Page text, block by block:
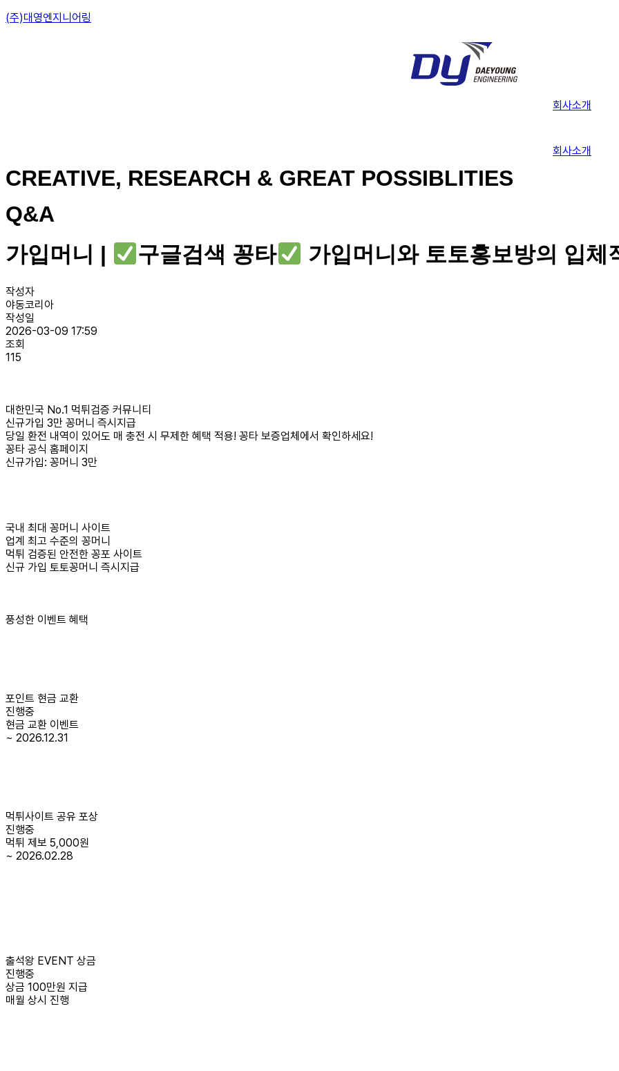
(주)대영엔지니어링
회사소개
회사소개
CREATIVE, RESEARCH & GREAT POSSIBLITIES
Q&A
가입머니 |
구글검색 꽁타 가입머니와 토토홍보방의 입체
작성자
야동코리아
작성일
2026-03-09 17:59
조회
115
대한민국 No.1 먹튀검증 커뮤니티
신규가입 3만 꽁머니 즉시지급
당일 환전 내역이 있어도 매 충전 시 무제한 혜택 적용! 꽁타 보증업체에서 확인하세요!
꽁타 공식 홈페이지
신규가입: 꽁머니 3만
국내 최대 꽁머니 사이트
업계 최고 수준의 꽁머니
먹튀 검증된 안전한 꽁포 사이트
신규 가입 토토꽁머니 즉시지급
풍성한 이벤트 혜택
포인트 현금 교환
진행중
현금 교환 이벤트
~ 2026.12.31
먹튀사이트 공유 포상
진행중
먹튀 제보 5,000원
~ 2026.02.28
출석왕 EVENT 상금
진행중
상금 100만원 지급
매월 상시 진행